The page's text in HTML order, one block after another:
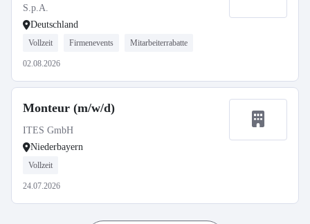
S.p.A.
Deutschland
Vollzeit Firmenevents Mitarbeiterrabatte
02.08.2026
Monteur (m/w/d)
ITES GmbH
Niederbayern
Vollzeit
24.07.2026